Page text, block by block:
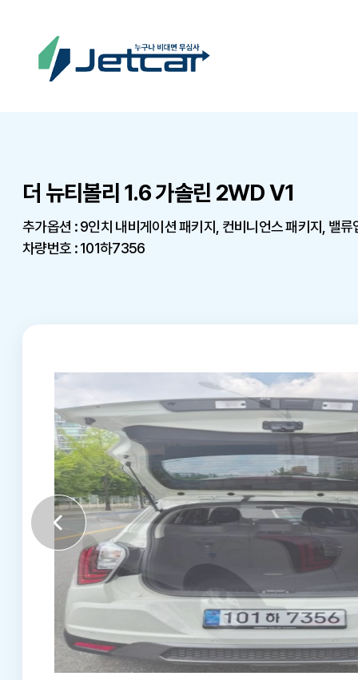
더 뉴티볼리 1.6 가솔린 2WD V1
추가옵션 : 9인치 내비게이션 패키지, 컨비니언스 패키지, 밸류
차량번호 : 101하7356